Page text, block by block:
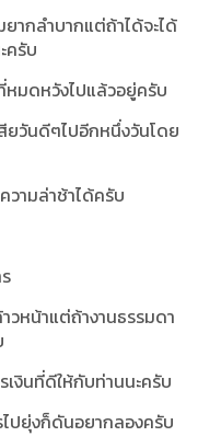
ยากลำบากแต่ถ้าได้จะได้
ครับ
หมดหวังไปแล้วอยู่ครับ
ยวันดีๆไปอีกหนึ่งวันโดย
วามล่าช้าได้ครับ
วหน้าแต่ถ้างานธรรมดา
งินที่ดีให้กับท่านนะครับ
ปยุ่งก็ดันอยากลองครับ